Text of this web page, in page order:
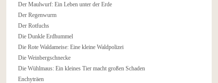
Der Maulwurf: Ein Leben unter der Erde
Der Regenwurm
Der Rotfuchs
Die Dunkle Erdhummel
Die Rote Waldameise: Eine kleine Waldpolizei
Die Weinbergschnecke
Die Wühlmaus: Ein kleines Tier macht großen Schaden
Enchyträen